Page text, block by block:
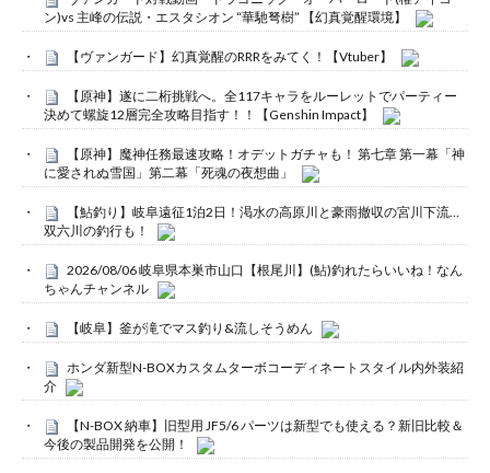
ン)vs 主峰の伝説・エスタシオン “華馳弩樹” 【幻真覚醒環境】
【ヴァンガード】幻真覚醒のRRRをみてく！【Vtuber】
【原神】遂に二桁挑戦へ。全117キャラをルーレットでパーティー
決めて螺旋12層完全攻略目指す！！【Genshin Impact】
【原神】魔神任務最速攻略！オデットガチャも！ 第七章 第一幕「神
に愛されぬ雪国」第二幕「死魂の夜想曲」
【鮎釣り】岐阜遠征1泊2日！渇水の高原川と豪雨撤収の宮川下流…
双六川の釣行も！
2026/08/06 岐阜県本巣市山口【根尾川】(鮎)釣れたらいいね！なん
ちゃんチャンネル
【岐阜】釜が滝でマス釣り&流しそうめん
ホンダ新型N-BOXカスタムターボコーディネートスタイル内外装紹
介
【N-BOX 納車】旧型用 JF5/6 パーツは新型でも使える？新旧比較＆
今後の製品開発を公開！